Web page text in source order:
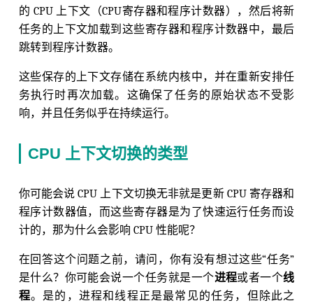
的 CPU 上下文（CPU寄存器和程序计数器），然后将新
任务的上下文加载到这些寄存器和程序计数器中，最后
跳转到程序计数器。
这些保存的上下文存储在系统内核中，并在重新安排任
务执行时再次加载。这确保了任务的原始状态不受影
响，并且任务似乎在持续运行。
CPU 上下文切换的类型
你可能会说 CPU 上下文切换无非就是更新 CPU 寄存器和
程序计数器值，而这些寄存器是为了快速运行任务而设
计的，那为什么会影响 CPU 性能呢？
在回答这个问题之前，请问，你有没有想过这些“任务”
是什么？你可能会说一个任务就是一个进程或者一个线
程。是的，进程和线程正是最常见的任务，但除此之